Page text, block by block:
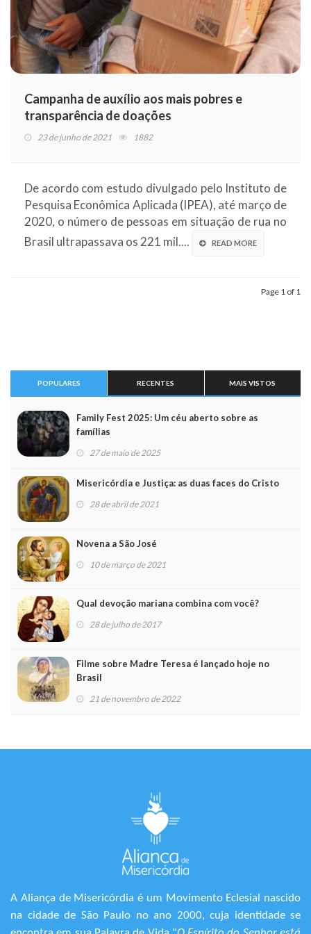
Campanha de auxílio aos mais pobres e
transparência de doações
23 de junho de 2021 1882
De acordo com estudo divulgado pelo Instituto de
Pesquisa Econômica Aplicada (IPEA), até março de
2020, o número de pessoas em situação de rua no
Brasil ultrapassava os 221 mil....
READ MORE
Page 1 of 1
POPULARES RECENTES MAIS VISTOS
Family Fest 2025: Um céu aberto sobre as
famílias
27 de maio de 2025
Misericórdia e Justiça: as duas faces do Cristo
28 de abril de 2021
Novena a São José
10 de março de 2021
Qual devoção mariana combina com você?
28 de julho de 2017
Filme sobre Madre Teresa é lançado hoje no
Brasil
21 de novembro de 2022
A Aliança de Misericórdia é um Movimento Eclesial nascido
na cidade de São Paulo no ano 2000, cuja identidade se